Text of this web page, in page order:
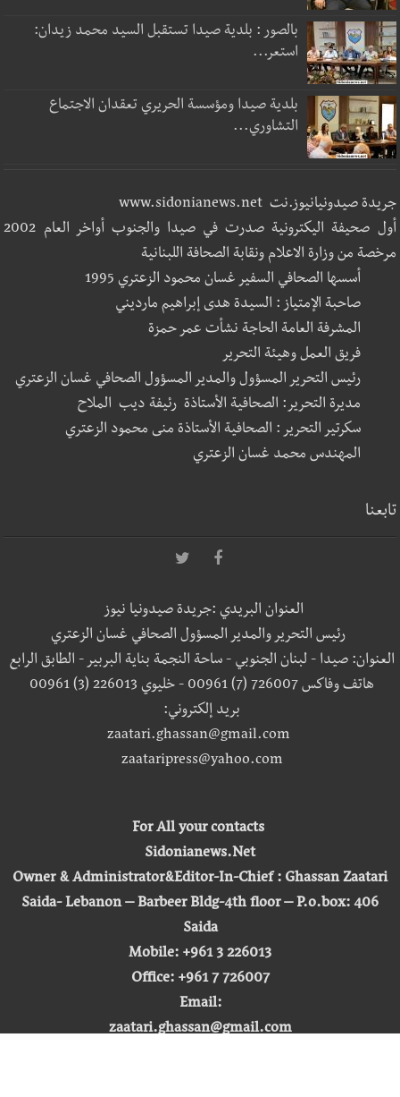
بالصور : بلدية صيدا تستقبل السيد محمد زيدان:
استعر...
بلدية صيدا ومؤسسة الحريري تعقدان الاجتماع
التشاوري...
جريدة صيدونيانيوز.نت www.sidonianews.net
أول صحيفة اليكترونية صدرت في صيدا والجنوب أواخر العام 2002
مرخصة من وزارة الاعلام ونقابة الصحافة اللبنانية
أسسها الصحافي السفير غسان محمود الزعتري 1995
صاحبة الإمتياز : السيدة هدى إبراهيم مارديني
المشرفة العامة الحاجة نشأت عمر حمزة
فريق العمل وهيئة التحرير
رئيس التحرير المسؤول والمدير المسؤول الصحافي غسان الزعتري
مديرة التحرير: الصحافية الأستاذة رئيفة ديب الملاح
سكرتير التحرير : الصحافية الأستاذة منى محمود الزعتري
المهندس محمد غسان الزعتري
تابعنا
العنوان البريدي :جريدة صيدونيا نيوز
رئيس التحرير والمدير المسؤول الصحافي غسان الزعتري
العنوان: صيدا - لبنان الجنوبي - ساحة النجمة بناية البربير - الطابق الرابع
هاتف وفاكس 726007 (7) 00961 - خليوي 226013 (3) 00961
بريد إلكتروني:
zaatari.ghassan@gmail.com
zaataripress@yahoo.com
For All your contacts
Sidonianews.Net
Owner & Administrator&Editor-In-Chief : Ghassan Zaatari
Saida- Lebanon – Barbeer Bldg-4th floor – P.o.box: 406
Saida
Mobile: +961 3 226013
Office: +961 7 726007
Email:
zaatari.ghassan@gmail.com